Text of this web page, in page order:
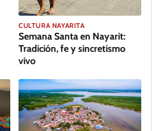
CULTURA NAYARITA
Semana Santa en Nayarit:
Tradición, fe y sincretismo
vivo